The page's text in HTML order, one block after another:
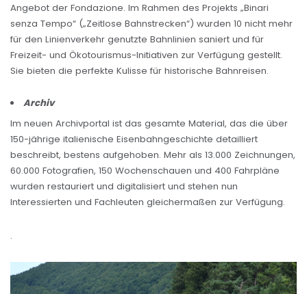
Angebot der Fondazione. Im Rahmen des Projekts „Binari
senza Tempo“ („Zeitlose Bahnstrecken“) wurden 10 nicht mehr
für den Linienverkehr genutzte Bahnlinien saniert und für
Freizeit- und Ökotourismus-Initiativen zur Verfügung gestellt.
Sie bieten die perfekte Kulisse für historische Bahnreisen.
Archiv
Im neuen Archivportal ist das gesamte Material, das die über
150-jährige italienische Eisenbahngeschichte detailliert
beschreibt, bestens aufgehoben. Mehr als 13.000 Zeichnungen,
60.000 Fotografien, 150 Wochenschauen und 400 Fahrpläne
wurden restauriert und digitalisiert und stehen nun
Interessierten und Fachleuten gleichermaßen zur Verfügung.
.